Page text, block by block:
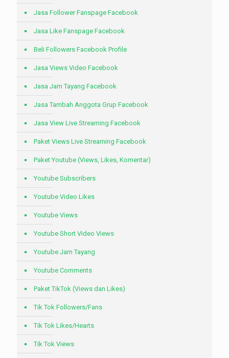
Jasa Follower Fanspage Facebook
Jasa Like Fanspage Facebook
Beli Followers Facebook Profile
Jasa Views Video Facebook
Jasa Jam Tayang Facebook
Jasa Tambah Anggota Grup Facebook
Jasa View Live Streaming Facebook
Paket Views Live Streaming Facebook
Paket Youtube (Views, Likes, Komentar)
Youtube Subscribers
Youtube Video Likes
Youtube Views
Youtube Short Video Views
Youtube Jam Tayang
Youtube Comments
Paket TikTok (Views dan Likes)
Tik Tok Followers/Fans
Tik Tok Likes/Hearts
Tik Tok Views